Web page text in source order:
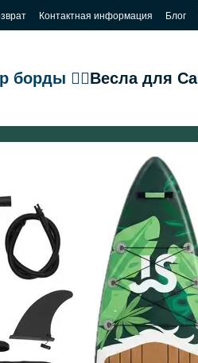
Контактная информация Блог
борды 🏄‍♂️Весла для